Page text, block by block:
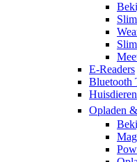
E-Readers
Bluetooth
Huisdieren
Opladen